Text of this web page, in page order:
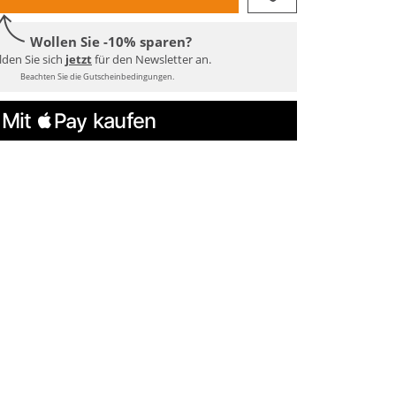
Wollen Sie -10% sparen?
Sie sich jetztfür den Newsletter an.
Beachten Sie die Gutscheinbedingungen.